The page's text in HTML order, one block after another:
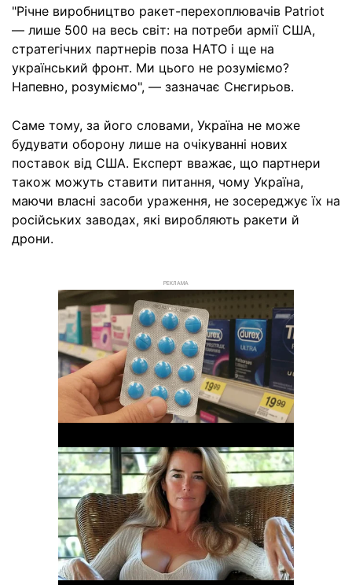
"Річне виробництво ракет-перехоплювачів Patriot
— лише 500 на весь світ: на потреби армії США,
стратегічних партнерів поза НАТО і ще на
український фронт. Ми цього не розуміємо?
Напевно, розуміємо", — зазначає Снєгирьов.
Саме тому, за його словами, Україна не може
будувати оборону лише на очікуванні нових
поставок від США. Експерт вважає, що партнери
також можуть ставити питання, чому Україна,
маючи власні засоби ураження, не зосереджує їх на
російських заводах, які виробляють ракети й
дрони.
РЕКЛАМА